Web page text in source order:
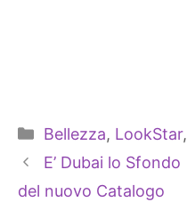
Categorie
Bellezza, LookStar,
E’ Dubai lo Sfondo
del nuovo Catalogo